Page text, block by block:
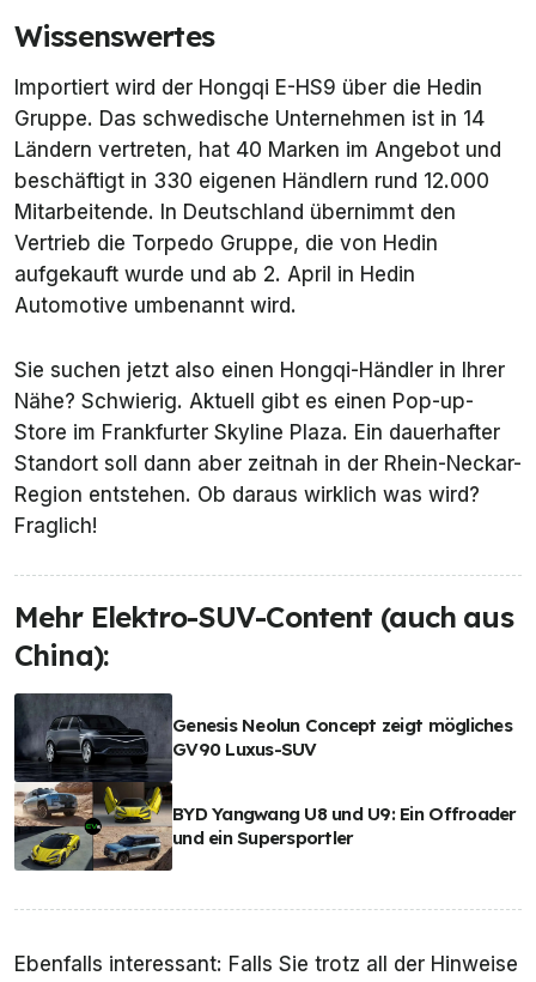
Wissenswertes
Importiert wird der Hongqi E-HS9 über die Hedin
Gruppe. Das schwedische Unternehmen ist in 14
Ländern vertreten, hat 40 Marken im Angebot und
beschäftigt in 330 eigenen Händlern rund 12.000
Mitarbeitende. In Deutschland übernimmt den
Vertrieb die Torpedo Gruppe, die von Hedin
aufgekauft wurde und ab 2. April in Hedin
Automotive umbenannt wird.
Sie suchen jetzt also einen Hongqi-Händler in Ihrer
Nähe? Schwierig. Aktuell gibt es einen Pop-up-
Store im Frankfurter Skyline Plaza. Ein dauerhafter
Standort soll dann aber zeitnah in der Rhein-Neckar-
Region entstehen. Ob daraus wirklich was wird?
Fraglich!
Mehr Elektro-SUV-Content (auch aus
China):
Genesis Neolun Concept zeigt mögliches
GV90 Luxus-SUV
BYD Yangwang U8 und U9: Ein Offroader
und ein Supersportler
Ebenfalls interessant: Falls Sie trotz all der Hinweise